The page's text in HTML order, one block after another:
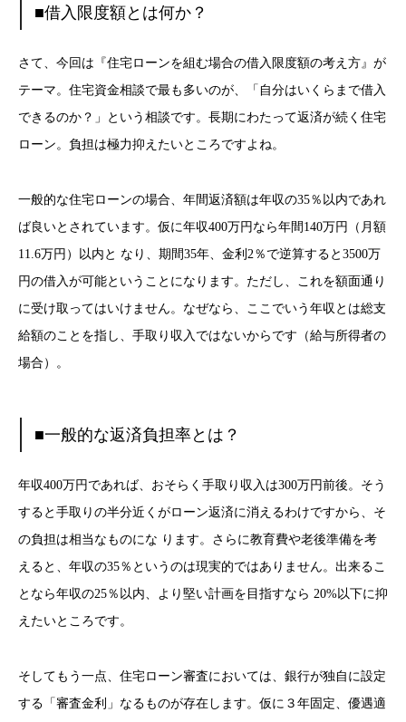
■借入限度額とは何か？
さて、今回は『住宅ローンを組む場合の借入限度額の考え方』が
テーマ。住宅資金相談で最も多いのが、「自分はいくらまで借入
できるのか？」という相談です。長期にわたって返済が続く住宅
ローン。負担は極力抑えたいところですよね。
一般的な住宅ローンの場合、年間返済額は年収の35％以内であれ
ば良いとされています。仮に年収400万円なら年間140万円（月額
11.6万円）以内と なり、期間35年、金利2％で逆算すると3500万
円の借入が可能ということになります。ただし、これを額面通り
に受け取ってはいけません。なぜなら、ここでいう年収とは総支
給額のことを指し、手取り収入ではないからです（給与所得者の
場合）。
■一般的な返済負担率とは？
年収400万円であれば、おそらく手取り収入は300万円前後。そう
すると手取りの半分近くがローン返済に消えるわけですから、そ
の負担は相当なものにな ります。さらに教育費や老後準備を考
えると、年収の35％というのは現実的ではありません。出来るこ
となら年収の25％以内、より堅い計画を目指すなら 20%以下に抑
えたいところです。
そしてもう一点、住宅ローン審査においては、銀行が独自に設定
する「審査金利」なるものが存在します。仮に３年固定、優遇適